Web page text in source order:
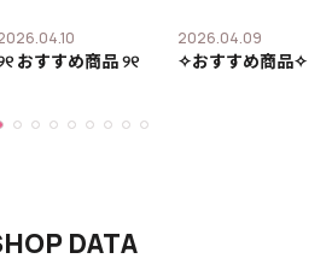
おすすめ商品 ୨୧
2026.04.09
✧おすすめ商品✧
DATA